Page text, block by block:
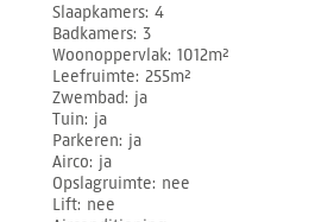
Slaapkamers 4
Badkamers 3
Woonoppervlak 1012m²
Leefruimte 255m²
Zwembad ja
Tuin ja
Parkeren ja
Airco ja
Opslagruimte nee
Lift nee